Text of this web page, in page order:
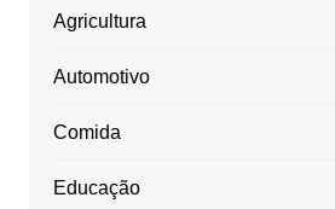
Agricultura
Automotivo
Comida
Educação